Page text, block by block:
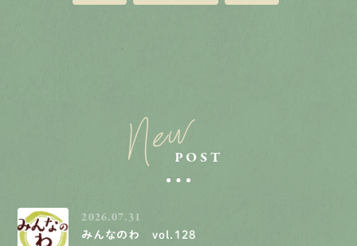
NewPOST
2026.07.31
みんなのわ vol.128